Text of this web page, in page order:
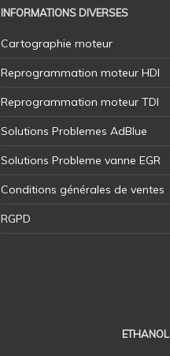
INFORMATIONS DIVERSES
Cartographie moteur
Reprogrammation moteur HDI
Reprogrammation moteur TDI
Solutions Problemes AdBlue
Solutions Probleme vanne EGR
Conditions générales de ventes
RGPD
ETHANOL